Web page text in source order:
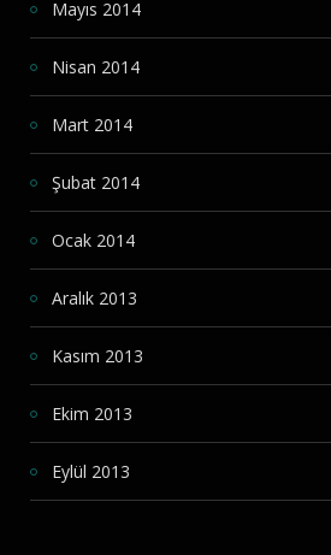
Mayıs 2014
Nisan 2014
Mart 2014
Şubat 2014
Ocak 2014
Aralık 2013
Kasım 2013
Ekim 2013
Eylül 2013